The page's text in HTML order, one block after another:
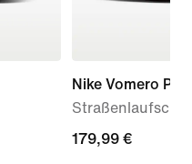
Nike Vomero Plus
179,99 €
179,99 €